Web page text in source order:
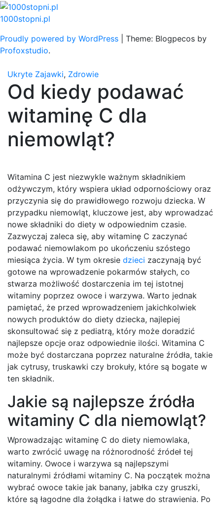
Skip
to
1000stopni.pl
Proudly powered by WordPress
Theme: Blogpecos by
Profoxstudio.
Ukryte Zajawki, Zdrowie
Od kiedy podawać
witaminę C dla
niemowląt?
Witamina C jest niezwykle ważnym składnikiem
odżywczym, który wspiera układ odpornościowy oraz
przyczynia się do prawidłowego rozwoju dziecka. W
przypadku niemowląt, kluczowe jest, aby wprowadzać
nowe składniki do diety w odpowiednim czasie.
Zazwyczaj zaleca się, aby witaminę C zaczynać
podawać niemowlakom po ukończeniu szóstego
miesiąca życia. W tym okresie dzieci zaczynają być
gotowe na wprowadzenie pokarmów stałych, co
stwarza możliwość dostarczenia im tej istotnej
witaminy poprzez owoce i warzywa. Warto jednak
pamiętać, że przed wprowadzeniem jakichkolwiek
nowych produktów do diety dziecka, najlepiej
skonsultować się z pediatrą, który może doradzić
najlepsze opcje oraz odpowiednie ilości. Witamina C
może być dostarczana poprzez naturalne źródła, takie
jak cytrusy, truskawki czy brokuły, które są bogate w
ten składnik.
Jakie są najlepsze źródła
witaminy C dla niemowląt?
Wprowadzając witaminę C do diety niemowlaka,
warto zwrócić uwagę na różnorodność źródeł tej
witaminy. Owoce i warzywa są najlepszymi
naturalnymi źródłami witaminy C. Na początek można
wybrać owoce takie jak banany, jabłka czy gruszki,
które są łagodne dla żołądka i łatwe do strawienia. Po